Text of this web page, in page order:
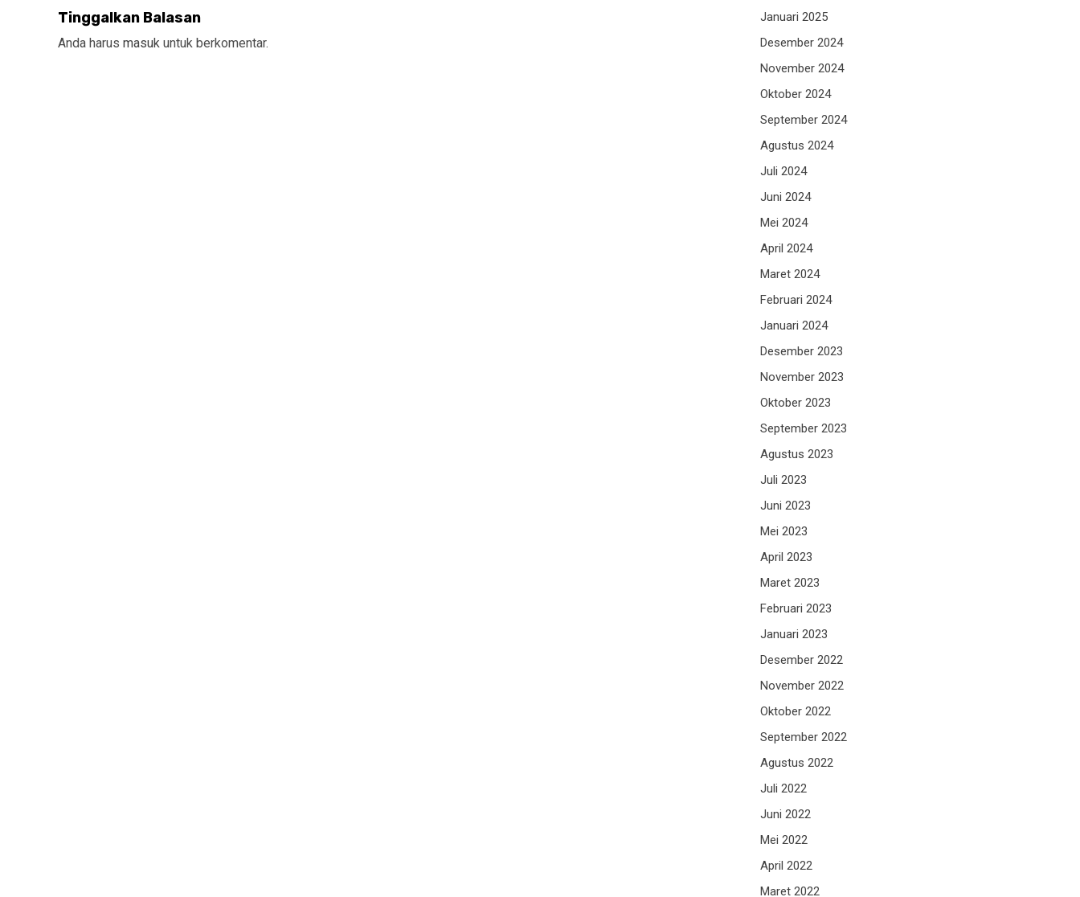
Tinggalkan Balasan
Anda harus masuk untuk berkomentar.
Januari 2025
Desember 2024
November 2024
Oktober 2024
September 2024
Agustus 2024
Juli 2024
Juni 2024
Mei 2024
April 2024
Maret 2024
Februari 2024
Januari 2024
Desember 2023
November 2023
Oktober 2023
September 2023
Agustus 2023
Juli 2023
Juni 2023
Mei 2023
April 2023
Maret 2023
Februari 2023
Januari 2023
Desember 2022
November 2022
Oktober 2022
September 2022
Agustus 2022
Juli 2022
Juni 2022
Mei 2022
April 2022
Maret 2022